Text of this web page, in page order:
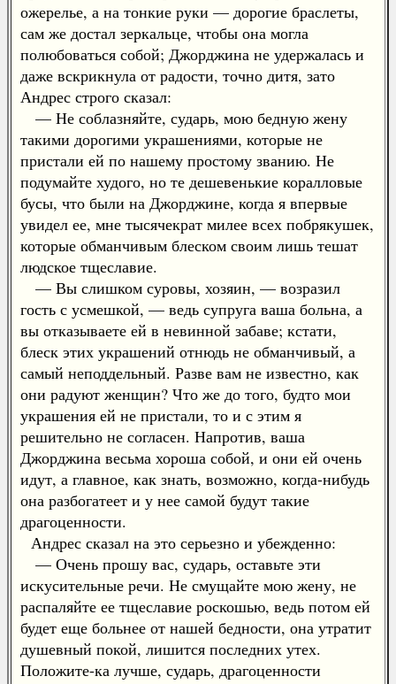
ожерелье, а на тонкие руки — дорогие браслеты,
сам же достал зеркальце, чтобы она могла
полюбоваться собой; Джорджина не удержалась и
даже вскрикнула от радости, точно дитя, зато
Андрес строго сказал:
— Не соблазняйте, сударь, мою бедную жену
такими дорогими украшениями, которые не
пристали ей по нашему простому званию. Не
подумайте худого, но те дешевенькие коралловые
бусы, что были на Джорджине, когда я впервые
увидел ее, мне тысячекрат милее всех побрякушек,
которые обманчивым блеском своим лишь тешат
людское тщеславие.
— Вы слишком суровы, хозяин, — возразил
гость с усмешкой, — ведь супруга ваша больна, а
вы отказываете ей в невинной забаве; кстати,
блеск этих украшений отнюдь не обманчивый, а
самый неподдельный. Разве вам не известно, как
они радуют женщин? Что же до того, будто мои
украшения ей не пристали, то и с этим я
решительно не согласен. Напротив, ваша
Джорджина весьма хороша собой, и они ей очень
идут, а главное, как знать, возможно, когда-нибудь
она разбогатеет и у нее самой будут такие
драгоценности.
Андрес сказал на это серьезно и убежденно:
— Очень прошу вас, сударь, оставьте эти
искусительные речи. Не смущайте мою жену, не
распаляйте ее тщеславие роскошью, ведь потом ей
будет еще больнее от нашей бедности, она утратит
душевный покой, лишится последних утех.
Положите-ка лучше, сударь, драгоценности